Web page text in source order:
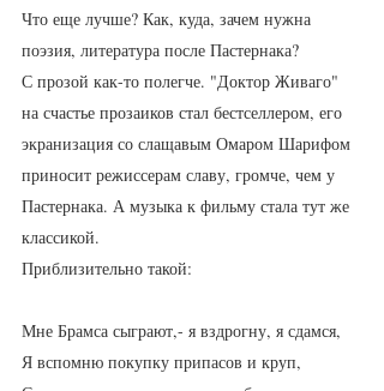
Что еще лучше? Как, куда, зачем нужна
поэзия, литература после Пастернака?
С прозой как-то полегче. "Доктор Живаго"
на счастье прозаиков стал бестселлером, его
экранизация со слащавым Омаром Шарифом
приносит режиссерам славу, громче, чем у
Пастернака. А музыка к фильму стала тут же
классикой.
Приблизительно такой:
Мне Брамса сыграют,- я вздрогну, я сдамся,
Я вспомню покупку припасов и круп,